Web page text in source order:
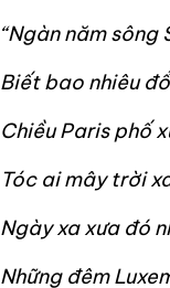
“Ngàn năm sông
Biết bao nhiêu
Chiều Paris phố
Tóc ai mây trời
Ngày xa xưa đó
Những đêm